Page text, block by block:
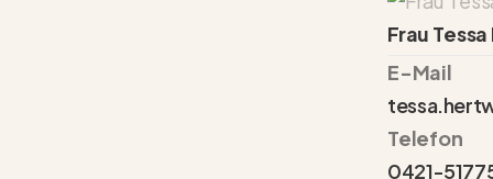
Frau
E-Mail
Telefon
0421-